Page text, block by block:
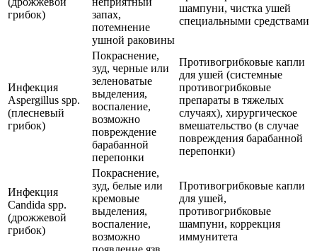
грибок)
запах,
потемнение
ушной раковины
шампуни, чистка ушей
специальными средствами
Инфекция
Aspergillus spp.
(плесневый
грибок)
Покраснение,
зуд, черные или
зеленоватые
выделения,
воспаление,
возможно
повреждение
барабанной
перепонки
Противогрибковые капли
для ушей (системные
противогрибковые
препараты в тяжелых
случаях), хирургическое
вмешательство (в случае
повреждения барабанной
перепонки)
Инфекция
Candida spp.
(дрожжевой
грибок)
Покраснение,
зуд, белые или
кремовые
выделения,
воспаление,
возможно
Противогрибковые капли
для ушей,
противогрибковые
шампуни, коррекция
иммунитета